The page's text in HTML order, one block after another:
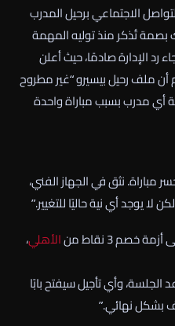
الاجتماعي برحيل المدرب
بصمة تُذكر منذ توليه المهمة
الإدارة صادمًا، حيث أعلن
ملف رحيل بيسيرو “غير مطروح
أي مدرب بسبب مباراة واحدة
نثق في الجهاز الفني،
لا يوجد أي نية حاليًا للتغيير.”
3 نقاط من
الأهلي،
الجلسة، وأي تأجيل سيفتح بابًا
بشكل نهائي.”